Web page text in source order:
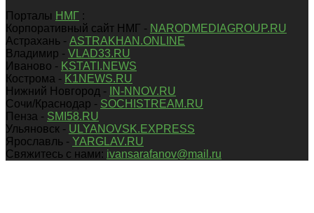
Порталы НМГ :
Корпоративный сайт НМГ - NARODMEDIAGROUP.RU
Астрахань - ASTRAKHAN.ONLINE
Владимир - VLAD33.RU
Иваново - KSTATI.NEWS
Кострома - K1NEWS.RU
Нижний Новгород -
IN-NNOV.RU
Сочи/Краснодар - SOCHISTREAM.RU
Пенза - SMI58.RU
Ульяновск - ULYANOVSK.EXPRESS
Ярославль - YARGLAV.RU
Свяжитесь с нами: ivansarafanov@mail.ru